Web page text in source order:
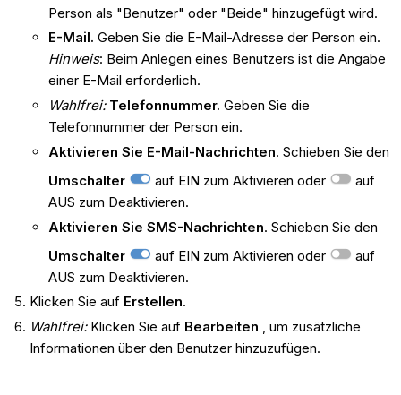
Person als "Benutzer" oder "Beide" hinzugefügt wird.
E-Mail. Geben Sie die E-Mail-Adresse der Person ein.
Hinweis: Beim Anlegen eines Benutzers ist die Angabe
einer E-Mail erforderlich.
Wahlfrei: Telefonnummer. Geben Sie die
Telefonnummer der Person ein.
Aktivieren Sie E-Mail-Nachrichten. Schieben Sie den
Umschalter
auf EIN zum Aktivieren oder
auf
AUS zum Deaktivieren.
Aktivieren Sie SMS-Nachrichten. Schieben Sie den
Umschalter
auf EIN zum Aktivieren oder
auf
AUS zum Deaktivieren.
Klicken Sie auf Erstellen.
Wahlfrei:Klicken Sie auf Bearbeiten , um zusätzliche
Informationen über den Benutzer hinzuzufügen.